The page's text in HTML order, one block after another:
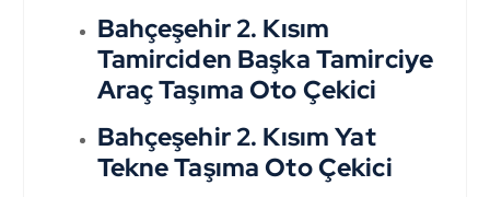
Bahçeşehir 2. Kısım
Tamirciden Başka Tamirciye
Araç Taşıma Oto Çekici
Bahçeşehir 2. Kısım Yat
Tekne Taşıma Oto Çekici